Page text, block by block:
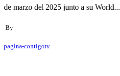
de marzo del 2025 junto a su World...
By
pagina-contigotv